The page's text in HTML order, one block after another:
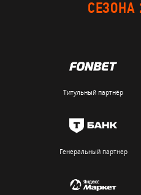
СЕЗОНА
Титульный партнёр
Генеральный партнер